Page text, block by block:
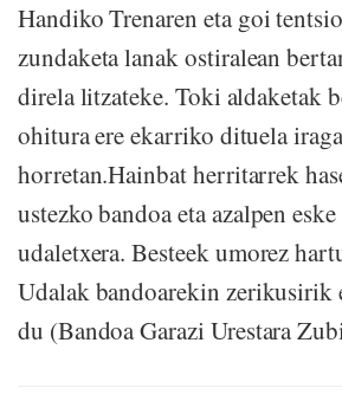
Handiko Trenaren eta goi
zundaketa lanak ostiralean
direla litzateke. Toki aldaketak
ohitura ere ekarriko dituela
horretan.Hainbat herritarrek
ustezko bandoa eta azalpen
udaletxera. Besteek umorez
Udalak bandoarekin zerikusirik
du (Bandoa Garazi Urestara